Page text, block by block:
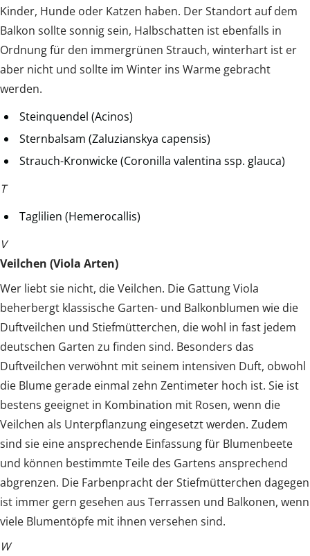
Kinder, Hunde oder Katzen haben. Der Standort auf dem
Balkon sollte sonnig sein, Halbschatten ist ebenfalls in
Ordnung für den immergrünen Strauch, winterhart ist er
aber nicht und sollte im Winter ins Warme gebracht
werden.
Steinquendel (Acinos)
Sternbalsam (Zaluzianskya capensis)
Strauch-Kronwicke (Coronilla valentina ssp. glauca)
T
Taglilien (Hemerocallis)
V
Veilchen (Viola Arten)
Wer liebt sie nicht, die Veilchen. Die Gattung Viola
beherbergt klassische Garten- und Balkonblumen wie die
Duftveilchen und Stiefmütterchen, die wohl in fast jedem
deutschen Garten zu finden sind. Besonders das
Duftveilchen verwöhnt mit seinem intensiven Duft, obwohl
die Blume gerade einmal zehn Zentimeter hoch ist. Sie ist
bestens geeignet in Kombination mit Rosen, wenn die
Veilchen als Unterpflanzung eingesetzt werden. Zudem
sind sie eine ansprechende Einfassung für Blumenbeete
und können bestimmte Teile des Gartens ansprechend
abgrenzen. Die Farbenpracht der Stiefmütterchen dagegen
ist immer gern gesehen aus Terrassen und Balkonen, wenn
viele Blumentöpfe mit ihnen versehen sind.
W